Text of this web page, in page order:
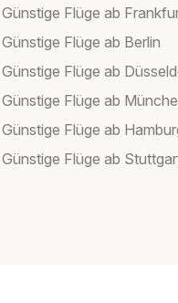
Günstige Flüge ab
Günstige Flüge ab Berlin
Günstige Flüge ab
Günstige Flüge ab
Günstige Flüge ab
Günstige Flüge ab